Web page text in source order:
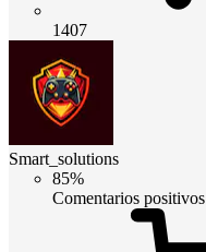
1407
Smart_solutions
85%
Comentarios positivos